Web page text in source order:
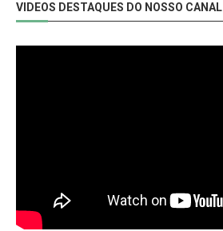
VIDEOS DESTAQUES DO NOSSO CANAL